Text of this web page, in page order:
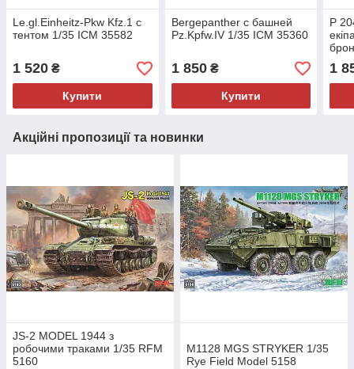
Le.gl.Einheitz-Pkw Kfz.1 с
тентом 1/35 ICM 35582
1 520 ₴
Купити
Bergepanther с башней
Pz.Kpfw.IV 1/35 ICM 35360
1 850₴
Купити
P
1
Акційні пропозиції та новинки
JS-2 MODEL 1944 з
робочими траками 1/35 RFM
5160
M1128 MGS STRYKER 1/35
Rye Field Model 5158